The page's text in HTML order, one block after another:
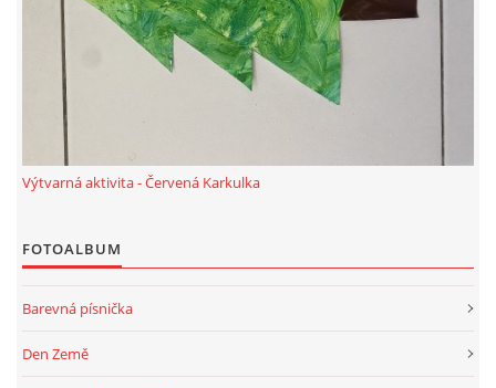
BÁSNĚ K TÉMATU ZIMA
POHYBOVÉ AKTIVITY NA TÉMA ZIMA
VZDĚLÁVACÍ PLÁN OD ZÁŘÍ DO ČERVNA
MONTESSORI AKTIVITA
Výtvarná aktivita - Červená Karkulka
FOTOALBUM
Barevná písnička
Den Země